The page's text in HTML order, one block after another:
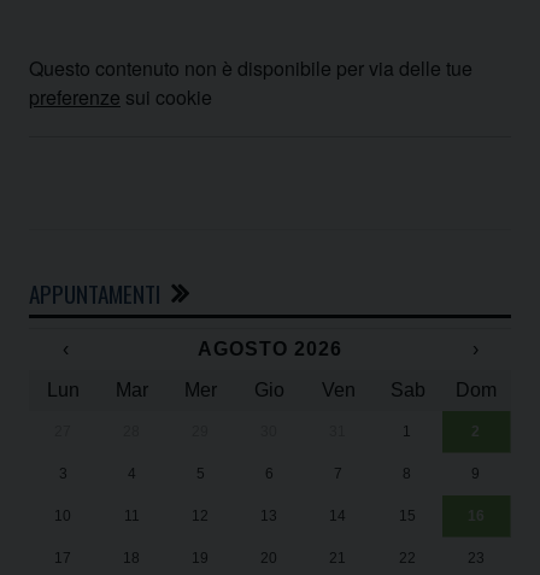
Questo contenuto non è disponibile per via delle tue
preferenze sui cookie
APPUNTAMENTI
‹ AGOSTO 2026
›
Lun
Mar Mer Gio Ven Sab Dom
1 2
3 4 5 6 7 8 9
10 11 12 13 14 15 16
17 18 19 20 21 22 23